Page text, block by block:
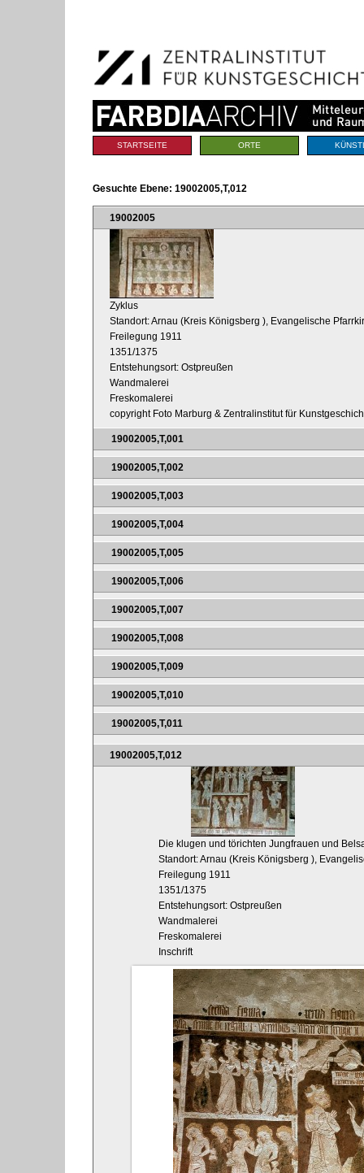
Navigation
Sektionen
STARTSEITE ORTE
Gesuchte Ebene: 19002005,T,012
19002005
Zyklus
Standort: Arnau (Kreis Königsberg ), Evangelische
Freilegung 1911
1351/1375
Entstehungsort: Ostpreußen
Wandmalerei
Freskomalerei
copyright Foto Marburg & Zentralinstitut für
19002005,T,001
19002005,T,002
19002005,T,003
19002005,T,004
19002005,T,005
19002005,T,006
19002005,T,007
19002005,T,008
19002005,T,009
19002005,T,010
19002005,T,011
19002005,T,012
Die klugen und törichten Jungfrauen und
Standort: Arnau (Kreis Königsberg ),
Freilegung 1911
1351/1375
Entstehungsort: Ostpreußen
Wandmalerei
Freskomalerei
Inschrift